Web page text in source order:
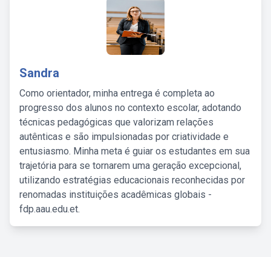
Sandra
Como orientador, minha entrega é completa ao
progresso dos alunos no contexto escolar, adotando
técnicas pedagógicas que valorizam relações
autênticas e são impulsionadas por criatividade e
entusiasmo. Minha meta é guiar os estudantes em sua
trajetória para se tornarem uma geração excepcional,
utilizando estratégias educacionais reconhecidas por
renomadas instituições acadêmicas globais -
fdp.aau.edu.et.